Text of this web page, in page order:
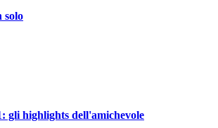
solo
gli highlights dell'amichevole